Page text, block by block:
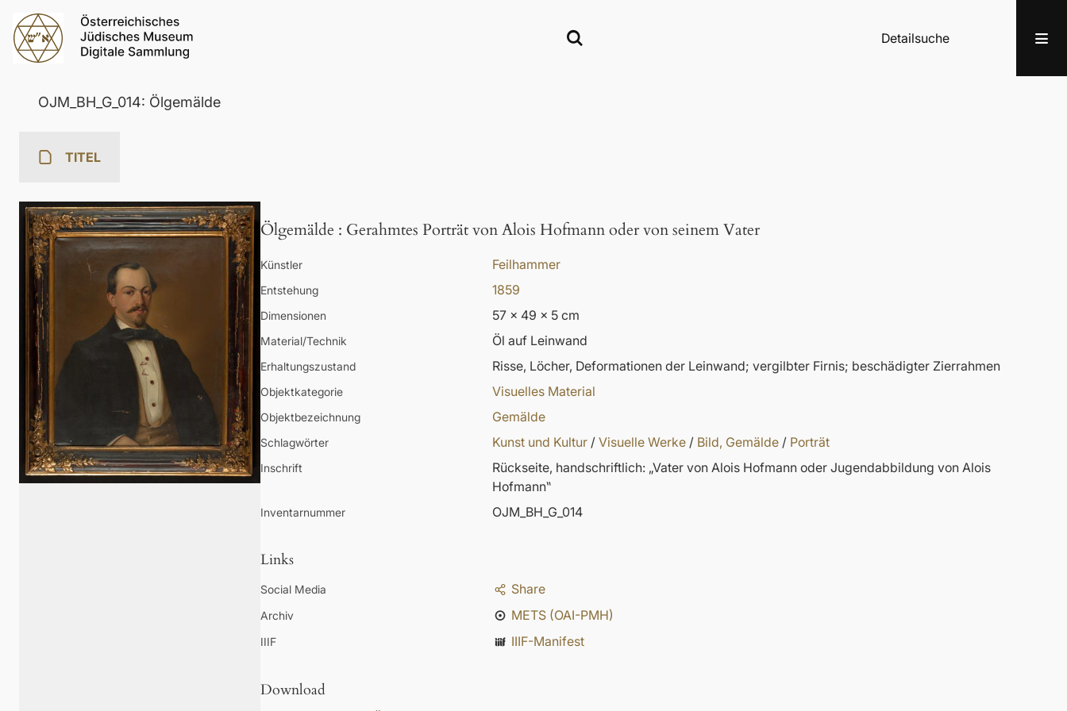
Detailsuche
OJM_BH_G_014: Ölgemälde
TITEL
Ölgemälde : Gerahmtes Porträt von Alois Hofmann oder von seinem Vater
Künstler Feilhammer
Entstehung 1859
Dimensionen 57 x 49 x 5 cm
Material/Technik Öl auf Leinwand
Erhaltungszustand Risse, Löcher, Deformationen der Leinwand; vergilbter Firnis; beschädigter Zierrahmen
Objektkategorie Visuelles Material
Objektbezeichnung Gemälde
Schlagwörter Kunst und Kultur / Visuelle Werke / Bild, Gemälde / Porträt
Inschrift
Rückseite, handschriftlich: „Vater von Alois Hofmann oder Jugendabbildung von Alois
Hofmann‟
Inventarnummer OJM_BH_G_014
Links
Social Media Share
Archiv METS (OAI-PMH)
IIIF IIIF-Manifest
Download